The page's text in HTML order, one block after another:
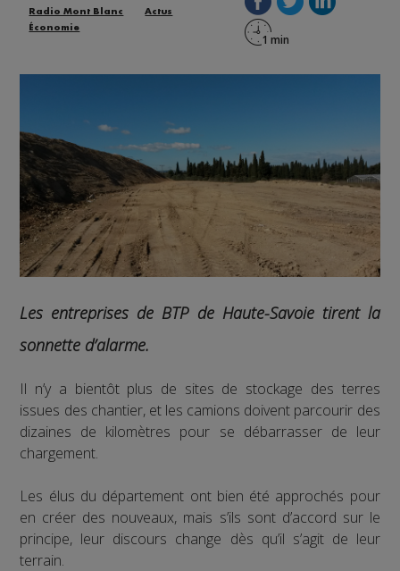
Radio Mont Blanc
Actus
Économie
Les entreprises de BTP de Haute-Savoie tirent la
sonnette d’alarme.
Il n’y a bientôt plus de sites de stockage des terres
issues des chantier, et les camions doivent parcourir des
dizaines de kilomètres pour se débarrasser de leur
chargement.
Les élus du département ont bien été approchés pour
en créer des nouveaux, mais s’ils sont d’accord sur le
principe, leur discours change dès qu’il s’agit de leur
terrain.